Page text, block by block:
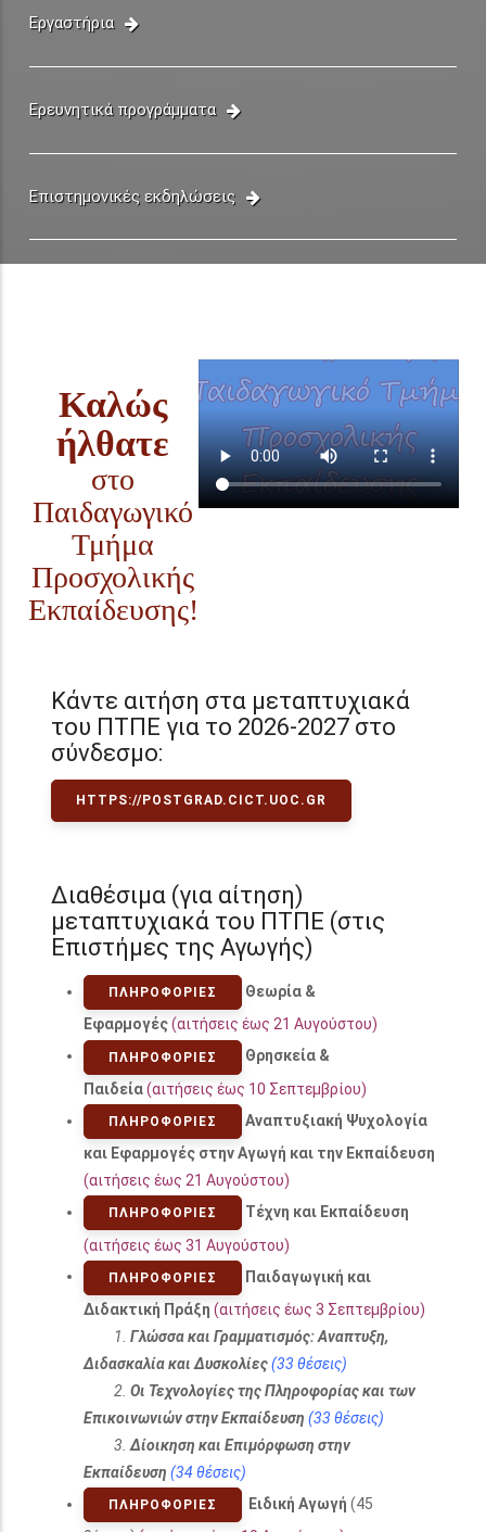
Εργαστήρια
Ερευνητικά προγράμματα
Επιστημονικές εκδηλώσεις
Καλώς
ήλθατε
στο
Παιδαγωγικό
Τμήμα
Προσχολικής
Εκπαίδευσης!
Κάντε αιτήση στα μεταπτυχιακά
του ΠΤΠΕ για το 2026-2027 στο
σύνδεσμο:
HTTPS://POSTGRAD.CICT.UOC.GR
Διαθέσιμα (για αίτηση)
μεταπτυχιακά του ΠΤΠΕ (στις
Επιστήμες της Αγωγής)
ΠΛΗΡΟΦΟΡΊΕΣ
Θεωρία &
Εφαρμογές(αιτήσεις έως 21 Αυγούστου)
ΠΛΗΡΟΦΟΡΊΕΣ
Θρησκεία &
Παιδεία(αιτήσεις έως 10 Σεπτεμβρίου)
ΠΛΗΡΟΦΟΡΊΕΣ
Αναπτυξιακή Ψυχολογία
και Εφαρμογές στην Αγωγή και την Εκπαίδευση
(αιτήσεις έως 21 Αυγούστου)
ΠΛΗΡΟΦΟΡΊΕΣ
Τέχνη και Εκπαίδευση
(αιτήσεις έως 31 Αυγούστου)
ΠΛΗΡΟΦΟΡΊΕΣ
Παιδαγωγική και
Διδακτική Πράξη (αιτήσεις έως 3 Σεπτεμβρίου)
1. Γλώσσα και Γραμματισμός: Αναπτυξη,
Διδασκαλία και Δυσκολίες(33 θέσεις)
2. Οι Τεχνολογίες της Πληροφορίας και των
Επικοινωνιών στην Εκπαίδευση (33 θέσεις)
3. Δίοικηση και Επιμόρφωση στην
Εκπαίδευση (34 θέσεις)
ΠΛΗΡΟΦΟΡΊΕΣ Ειδική Αγωγή (45